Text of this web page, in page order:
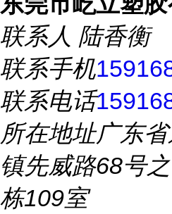
联系人 陆香衡
联系手机
联系电话
所在地址广东
镇先威路68号
栋109室